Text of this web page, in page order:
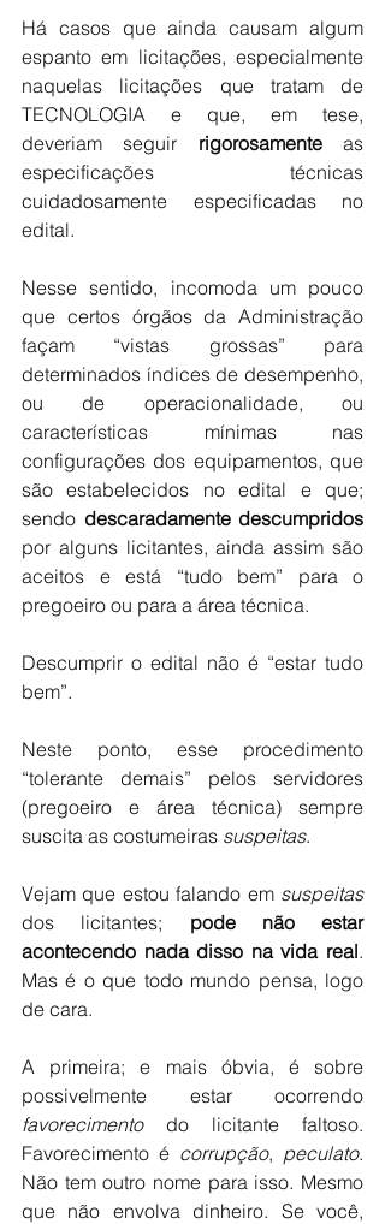
Há casos que ainda causam algum
espanto em licitações, especialmente
naquelas licitações que tratam de
TECNOLOGIA e que, em tese,
deveriam seguir rigorosamente as
especificações técnicas
cuidadosamente especificadas no
edital.
Nesse sentido, incomoda um pouco
que certos órgãos da Administração
façam “vistas grossas” para
determinados índices de desempenho,
ou de operacionalidade, ou
características mínimas nas
configurações dos equipamentos, que
são estabelecidos no edital e que;
sendo descaradamente descumpridos
por alguns licitantes, ainda assim são
aceitos e está “tudo bem” para o
pregoeiro ou para a área técnica.
Descumprir o edital não é “estar tudo
bem”.
Neste ponto, esse procedimento
“tolerante demais” pelos servidores
(pregoeiro e área técnica) sempre
suscita as costumeiras suspeitas.
Vejam que estou falando em suspeitas
dos licitantes; pode não estar
acontecendo nada disso na vida real.
Mas é o que todo mundo pensa, logo
de cara.
A primeira; e mais óbvia, é sobre
favorecimento do licitante faltoso.
Favorecimento é corrupção, peculato.
Não tem outro nome para isso. Mesmo
que não envolva dinheiro. Se você,